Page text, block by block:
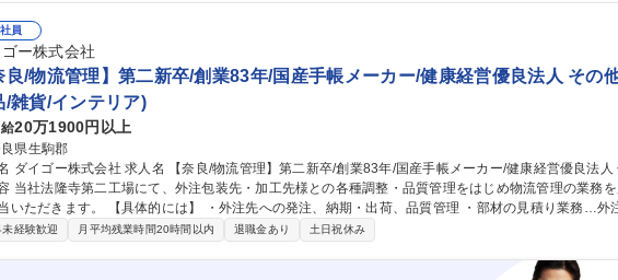
し
員
ー株式会社
良/物流管理】第二新卒/創業83年/国産手帳メーカー/健康経営優良法人 その
/雑貨/インテリア)
給20万1900円以上
県生駒郡
求人名 【奈良/物流管理】第二新卒/創業83年/国産手帳メーカー/健康経営優良法人 仕事
当社法隆寺第二工場にて、外注包装先・加工先様との各種調整・品質管理をはじめ物流管理の業務を
体的には】 ・外注先への発注、納期・出荷、品質管理 ・部材の見積り業務…外注先へ
を依頼し、取りまとめて営業へ回答 ・マテハン業務（フォークリフトを運転しての、荷物の移動・荷下
でご安心ください。 募集職種 【奈良/物流管理】第二新卒/創業83年/国産手帳メーカー/健康経営優良法人
未経験歓迎 月平均残業時間20時間以内 退職金あり 土日祝休み